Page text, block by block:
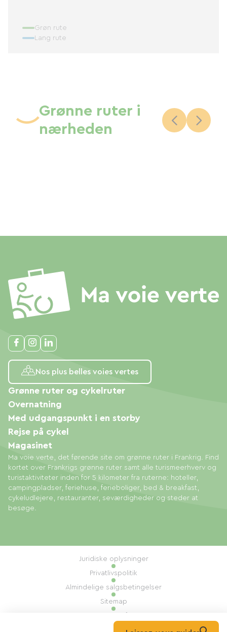
Grøn rute
Lang rute
Grønne ruter i
nærheden
Nos plus belles voies vertes
Ma voie verte, det førende site om grønne ruter i Frankrig. Find
kortet over Frankrigs grønne ruter samt alle turismeerhverv og
turistaktiviteter inden for 5 kilometer fra ruterne: hoteller,
campingpladser, feriehuse, ferieboliger, bed & breakfast,
cykeludlejere, restauranter, seværdigheder og steder at
besøge.
Grønne ruter og cykelruter
Overnatning
Med udgangspunkt i en storby
Rejse på cykel
Magasinet
Juridiske oplysninger
Privatlivspolitik
Almindelige salgsbetingelser
Sitemap
Udført af: Mill, Privas